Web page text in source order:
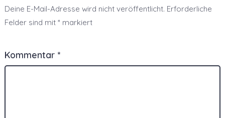
Deine E-Mail-Adresse wird nicht veröffentlicht. Erforderliche
Felder sind mit* markiert
Kommentar *